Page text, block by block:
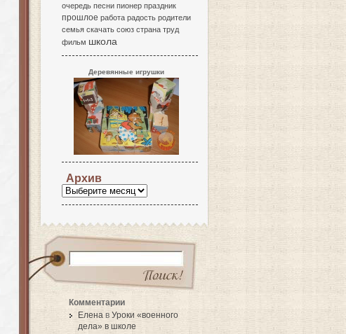
очередь песни пионер праздник
прошлое работа радость родители
семья скачать союз страна труд
фильм школа
Деревянные игрушки
Архив
Комментарии
Елена в Уроки «военного
дела» в школе